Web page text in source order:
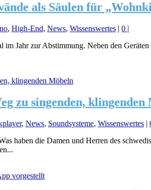
als Säulen für
, High-End, News, Wissenswertes| 0 |
Jahr zur Abstimmung. Neben den
zu singenden, klingenden
, News, Soundsysteme, Wissenswertes|
haben die Damen und Herren des